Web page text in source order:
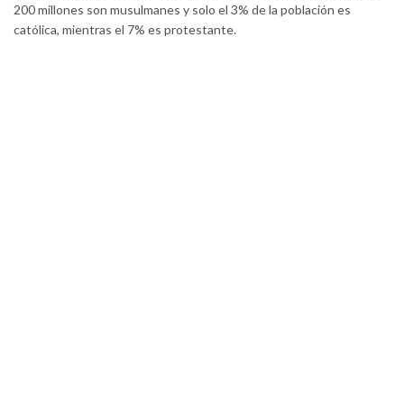
200 millones son musulmanes y solo el 3% de la población es
católica, mientras el 7% es protestante.